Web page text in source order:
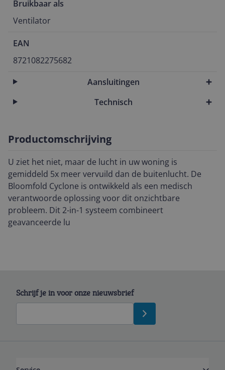
Bruikbaar als
Ventilator
EAN
8721082275682
Aansluitingen
Technisch
Productomschrijving
U ziet het niet, maar de lucht in uw woning is
gemiddeld 5x meer vervuild dan de buitenlucht. De
Bloomfold Cyclone is ontwikkeld als een medisch
verantwoorde oplossing voor dit onzichtbare
probleem. Dit 2-in-1 systeem combineert
geavanceerde lu
Schrijf je in voor onze nieuwsbrief